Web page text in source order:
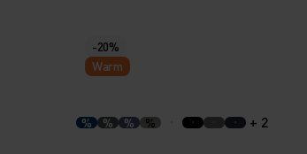
-20%
Warm
% % % % + 2